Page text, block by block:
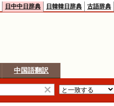
日中中日辞典 日韓韓日辞典 古語辞典
中国語翻訳